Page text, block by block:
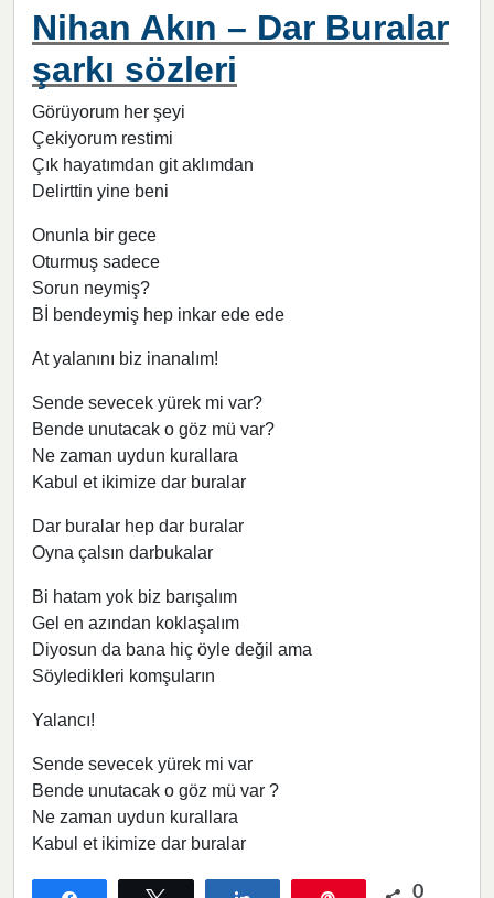
Nihan Akın – Dar Buralar
şarkı sözleri
Görüyorum her şeyi
Çekiyorum restimi
Çık hayatımdan git aklımdan
Delirttin yine beni
Onunla bir gece
Oturmuş sadece
Sorun neymiş?
Bİ bendeymiş hep inkar ede ede
At yalanını biz inanalım!
Sende sevecek yürek mi var?
Bende unutacak o göz mü var?
Ne zaman uydun kurallara
Kabul et ikimize dar buralar
Dar buralar hep dar buralar
Oyna çalsın darbukalar
Bi hatam yok biz barışalım
Gel en azından koklaşalım
Diyosun da bana hiç öyle değil ama
Söyledikleri komşuların
Yalancı!
Sende sevecek yürek mi var
Bende unutacak o göz mü var ?
Ne zaman uydun kurallara
Kabul et ikimize dar buralar
0